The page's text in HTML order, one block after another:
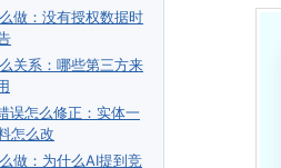
做：没有授权数据时
关系：哪些第三方来
误怎么修正：实体一
怎么改
做：为什么AI提到竞